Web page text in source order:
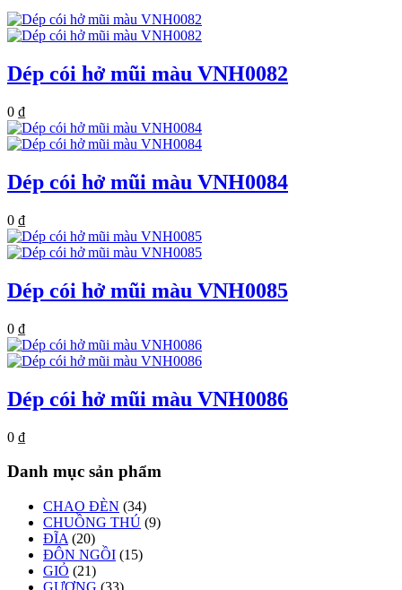
Dép cói hở mũi màu VNH0082
0 ₫
Dép cói hở mũi màu VNH0084
0 ₫
Dép cói hở mũi màu VNH0085
0 ₫
Dép cói hở mũi màu VNH0086
0 ₫
Danh mục sản phẩm
CHAO ĐÈN (34)
CHUỒNG THÚ (9)
ĐĨA (20)
ĐÔN NGỒI (15)
GIỎ (21)
GƯƠNG (33)